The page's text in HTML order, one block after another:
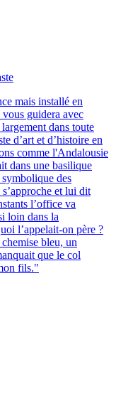
mais installé en
guidera avec
dans toute
d’art et d’histoire en
comme l'Andalousie
dans une basilique
des
et lui dit
l’office va
loin dans la
l’appelait-on père ?
bleu, un
que le col
fils."